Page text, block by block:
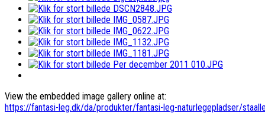
View the embedded image gallery online at:
https://fantasi-leg.dk/da/produkter/fantasi-leg-naturlegepladser/